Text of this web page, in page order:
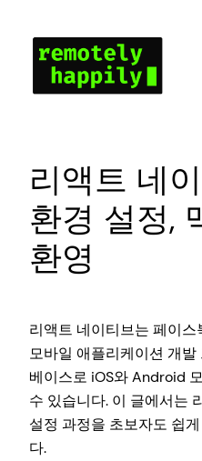
리액트 네
환경 설정,
환영
리액트 네이티브는 페이
모바일 애플리케이션 개
베이스로 iOS와 Android
수 있습니다. 이 글에서는
설정 과정을 초보자도 쉽
다.